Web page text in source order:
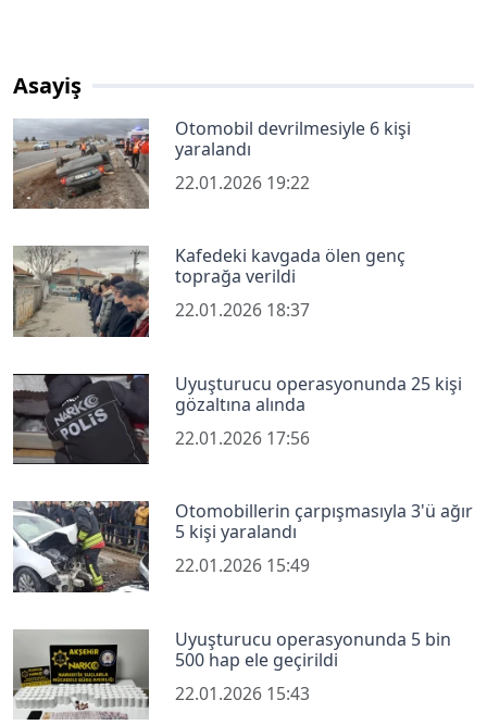
Asayiş
Otomobil devrilmesiyle 6 kişi
yaralandı
22.01.2026 19:22
Kafedeki kavgada ölen genç
toprağa verildi
22.01.2026 18:37
Uyuşturucu operasyonunda 25 kişi
gözaltına alında
22.01.2026 17:56
Otomobillerin çarpışmasıyla 3'ü ağır
5 kişi yaralandı
22.01.2026 15:49
Uyuşturucu operasyonunda 5 bin
500 hap ele geçirildi
22.01.2026 15:43